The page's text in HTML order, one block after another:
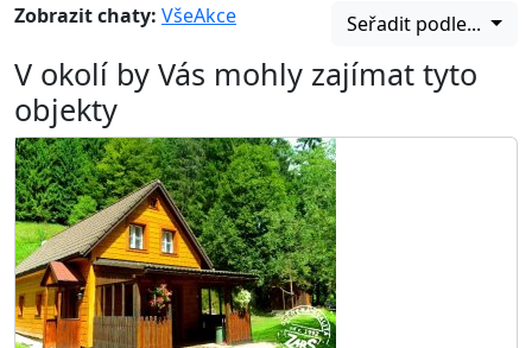
Zobrazit chaty: VšeAkce Seřadit podle...
V okolí by Vás mohly zajímat tyto
objekty